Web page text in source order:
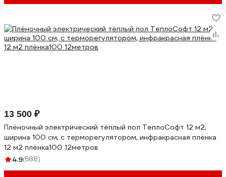
13 500 ₽
Плёночный электрический тёплый пол ТеплоСофт 12 м2,
ширина 100 см, с терморегулятором, инфракрасная плёнка
12 м2 плёнка100 12метров
4.9(688)